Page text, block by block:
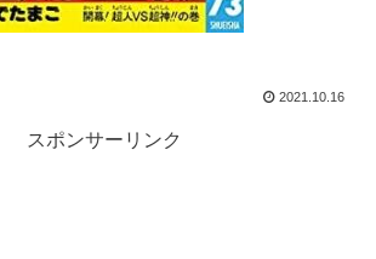
2021.10.16
スポンサーリンク